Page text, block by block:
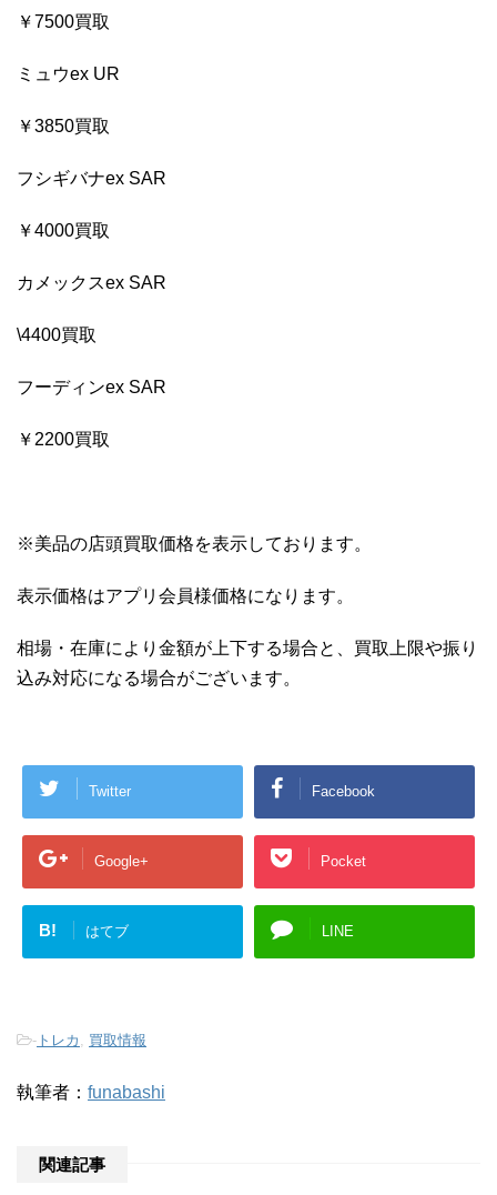
￥7500買取
ミュウex UR
￥3850買取
フシギバナex SAR
￥4000買取
カメックスex SAR
\4400買取
フーディンex SAR
￥2200買取
※美品の店頭買取価格を表示しております。
表示価格はアプリ会員様価格になります。
相場・在庫により金額が上下する場合と、買取上限や振り
込み対応になる場合がございます。
Twitter Facebook
Google+ Pocket
B! はてブ LINE
- トレカ 買取情報
執筆者： funabashi
関連記事